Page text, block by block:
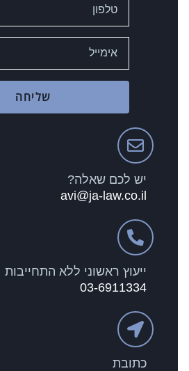
שליחה
יש לכם שאלה?
avi@ja-law.co.il
ייעוץ ראשוני ללא התחייבות
03-6911334
כתובת